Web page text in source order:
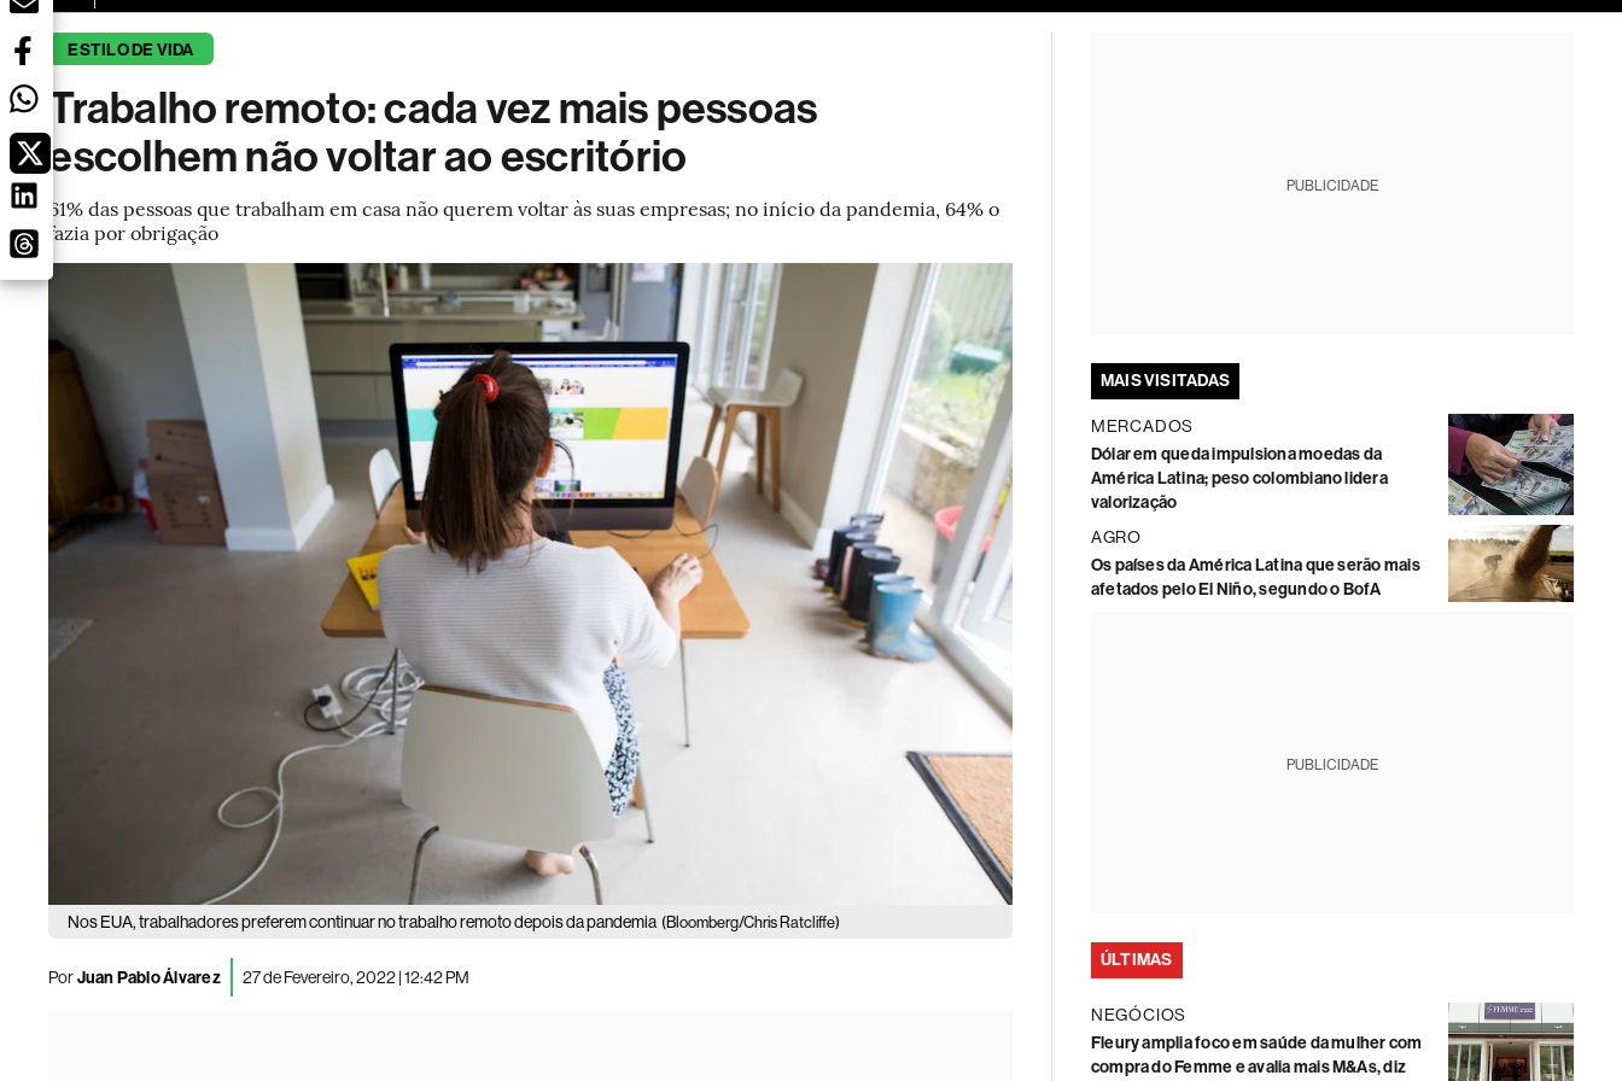
ESTILO DE VIDA
Trabalho remoto: cada vez mais pessoas
escolhem não voltar ao escritório
61% das pessoas que trabalham em casa não querem voltar às suas empresas; no início da pandemia, 64% o
fazia por obrigação
Nos EUA, trabalhadores preferem continuar no trabalho remoto depois da pandemia (Bloomberg/Chris Ratcliffe)
PorJuan Pablo Álvarez 27 de Fevereiro, 2022 | 12:42 PM
PUBLICIDADE
MAIS VISITADAS
MERCADOS
Dólar em queda impulsiona moedas da
América Latina; peso colombiano lidera
valorização
AGRO
Os países da América Latina que serão mais
afetados pelo El Niño, segundo o BofA
PUBLICIDADE
ÚLTIMAS
NEGÓCIOS
Fleury amplia foco em saúde da mulher com
compra do Femme e avalia mais M&As, diz